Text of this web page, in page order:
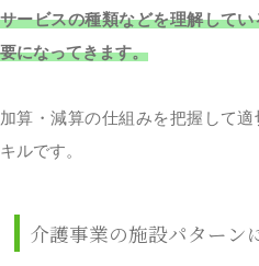
サービスの種類などを理解して
要になってきます。
加算・減算の仕組みを把握して
キルです。
介護事業の施設パターン